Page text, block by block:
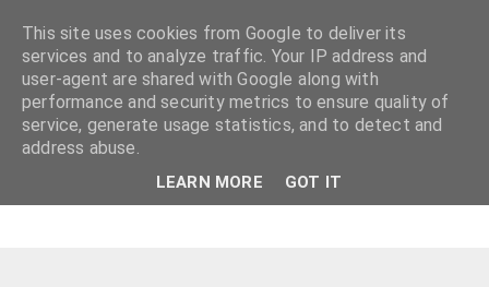
This site uses cookies from Google to deliver its
services and to analyze traffic. Your IP address and
user-agent are shared with Google along with
performance and security metrics to ensure quality of
service, generate usage statistics, and to detect and
address abuse.
LEARN MORE GOT IT